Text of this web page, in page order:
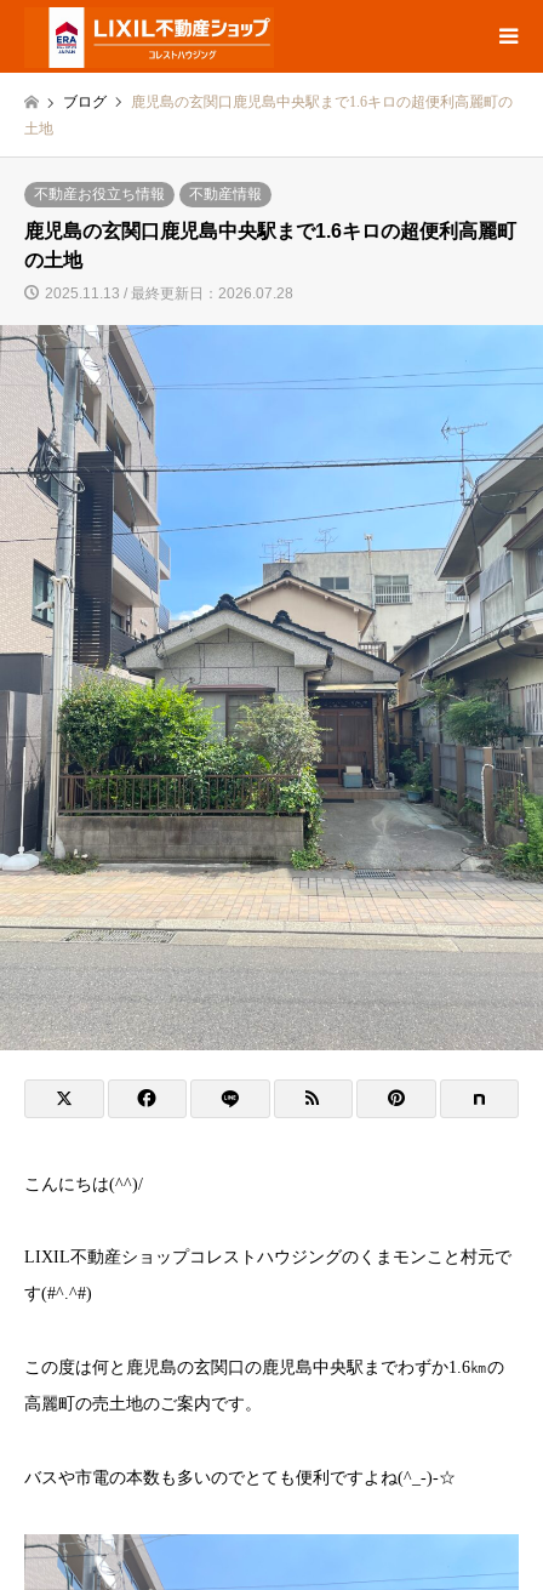
ブログ
鹿児島の玄関口鹿児島中央駅まで1.6キロの超便利高麗町の
土地
不動産お役立ち情報 不動産情報
鹿児島の玄関口鹿児島中央駅まで1.6キロの超便利高麗町
の土地
2025.11.13 / 最終更新日：2026.07.28
こんにちは(^^)/
LIXIL不動産ショップコレストハウジングのくまモンこと村元で
す(#^.^#)
この度は何と鹿児島の玄関口の鹿児島中央駅までわずか1.6㎞の
高麗町の売土地のご案内です。
バスや市電の本数も多いのでとても便利ですよね(^_-)-☆